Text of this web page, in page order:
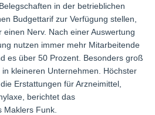
in der betrieblichen
Budgettarif zur Verfügung stellen,
Nerv. Nach einer Auswertung
nutzen immer mehr Mitarbeitende
es über 50 Prozent. Besonders groß
kleineren Unternehmen. Höchster
Erstattungen für Arzneimittel,
berichtet das
Maklers Funk.